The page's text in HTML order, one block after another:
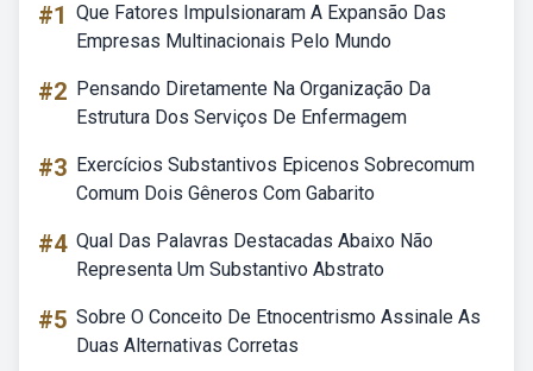
#1 Que Fatores Impulsionaram A Expansão Das
Empresas Multinacionais Pelo Mundo
#2 Pensando Diretamente Na Organização Da
Estrutura Dos Serviços De Enfermagem
#3 Exercícios Substantivos Epicenos Sobrecomum
Comum Dois Gêneros Com Gabarito
#4 Qual Das Palavras Destacadas Abaixo Não
Representa Um Substantivo Abstrato
#5 Sobre O Conceito De Etnocentrismo Assinale As
Duas Alternativas Corretas